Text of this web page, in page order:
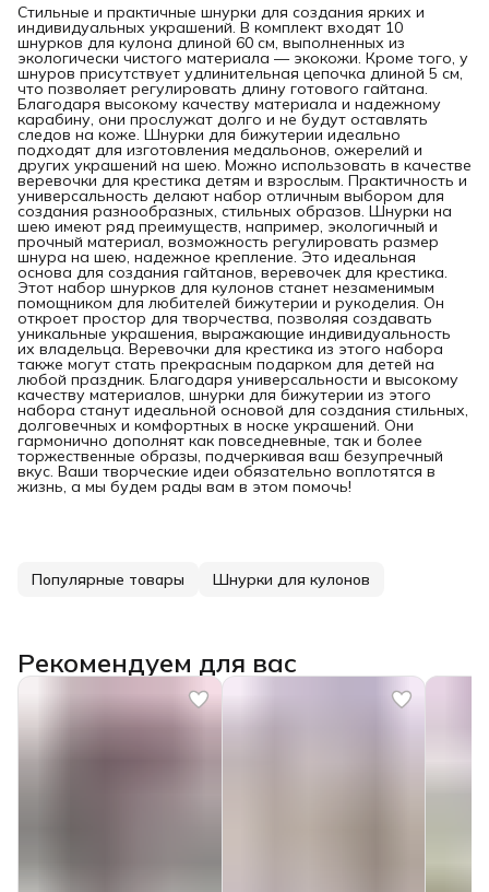
Стильные и практичные шнурки для создания ярких и
индивидуальных украшений. В комплект входят 10
шнурков для кулона длиной 60 см, выполненных из
экологически чистого материала — экокожи. Кроме того, у
шнуров присутствует удлинительная цепочка длиной 5 см,
что позволяет регулировать длину готового гайтана.
Благодаря высокому качеству материала и надежному
карабину, они прослужат долго и не будут оставлять
следов на коже. Шнурки для бижутерии идеально
подходят для изготовления медальонов, ожерелий и
других украшений на шею. Можно использовать в качестве
веревочки для крестика детям и взрослым. Практичность и
универсальность делают набор отличным выбором для
создания разнообразных, стильных образов. Шнурки на
шею имеют ряд преимуществ, например, экологичный и
прочный материал, возможность регулировать размер
шнура на шею, надежное крепление. Это идеальная
основа для создания гайтанов, веревочек для крестика.
Этот набор шнурков для кулонов станет незаменимым
помощником для любителей бижутерии и рукоделия. Он
откроет простор для творчества, позволяя создавать
уникальные украшения, выражающие индивидуальность
их владельца. Веревочки для крестика из этого набора
также могут стать прекрасным подарком для детей на
любой праздник. Благодаря универсальности и высокому
качеству материалов, шнурки для бижутерии из этого
набора станут идеальной основой для создания стильных,
долговечных и комфортных в носке украшений. Они
гармонично дополнят как повседневные, так и более
торжественные образы, подчеркивая ваш безупречный
вкус. Ваши творческие идеи обязательно воплотятся в
жизнь, а мы будем рады вам в этом помочь!
Популярные товары Шнурки для кулонов
Рекомендуем для вас